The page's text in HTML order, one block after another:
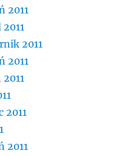
2011
2011
2011
2011
2011